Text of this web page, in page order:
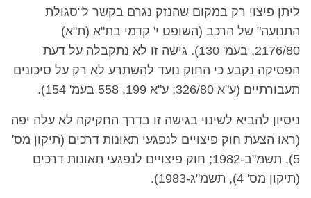
ליתן פיצוי רק במקום שהנזק נגרם בקשר ל"סגולת
התנועה" של הרכב (השופט י' קדמי בת"א (ת"א)
2176/80, בעמ' 130). גישה זו לא נתקבלה על דעת
הפסיקה נקבע כי החוק נועד להשתרע לא רק על סיכונים
תעבורתיים (ע"א 326/80; ע"א 199, 558 בעמ' 154).
ניסיון להביא לשינוי בגישה זו בדרך החקיקה לא עלה יפה
(ראו הצעת חוק פיצויים לנפגעי תאונות דרכים (תיקון מס'
5), תשמ"ב-1982; חוק פיצויים לנפגעי תאונות דרכים
(תיקון מס' 4), תשמ"ג-1983).